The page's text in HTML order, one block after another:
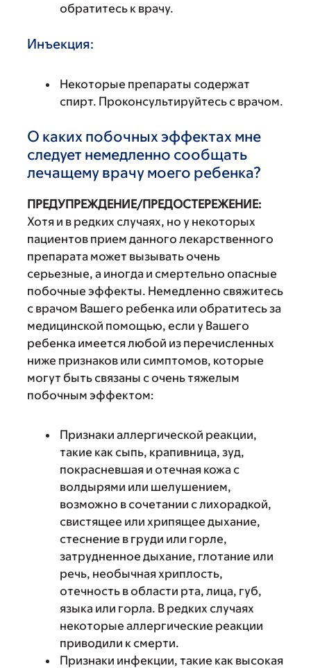
обратитесь к врачу.
Инъекция:
Некоторые препараты содержат
спирт. Проконсультируйтесь с врачом.
О каких побочных эффектах мне
следует немедленно сообщать
лечащему врачу моего ребенка?
ПРЕДУПРЕЖДЕНИЕ/ПРЕДОСТЕРЕЖЕНИЕ:
Хотя и в редких случаях, но у некоторых
пациентов прием данного лекарственного
препарата может вызывать очень
серьезные, а иногда и смертельно опасные
побочные эффекты. Немедленно свяжитесь
с врачом Вашего ребенка или обратитесь за
медицинской помощью, если у Вашего
ребенка имеется любой из перечисленных
ниже признаков или симптомов, которые
могут быть связаны с очень тяжелым
побочным эффектом:
Признаки аллергической реакции,
такие как сыпь, крапивница, зуд,
покрасневшая и отечная кожа с
волдырями или шелушением,
возможно в сочетании с лихорадкой,
свистящее или хрипящее дыхание,
стеснение в груди или горле,
затрудненное дыхание, глотание или
речь, необычная хриплость,
отечность в области рта, лица, губ,
языка или горла. В редких случаях
некоторые аллергические реакции
приводили к смерти.
Признаки инфекции, такие как высокая